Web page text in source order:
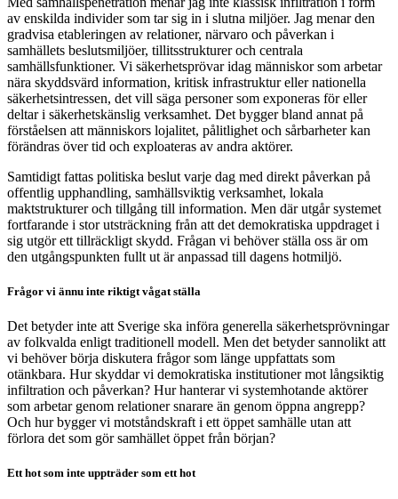
av enskilda individer som tar sig in i slutna miljöer. Jag menar den
gradvisa etableringen av relationer, närvaro och påverkan i
samhällets beslutsmiljöer, tillitsstrukturer och centrala
samhällsfunktioner. Vi säkerhetsprövar idag människor som arbetar
nära skyddsvärd information, kritisk infrastruktur eller nationella
säkerhetsintressen, det vill säga personer som exponeras för eller
deltar i säkerhetskänslig verksamhet. Det bygger bland annat på
förståelsen att människors lojalitet, pålitlighet och sårbarheter kan
förändras över tid och exploateras av andra aktörer.
Samtidigt fattas politiska beslut varje dag med direkt påverkan på
offentlig upphandling, samhällsviktig verksamhet, lokala
maktstrukturer och tillgång till information. Men där utgår systemet
fortfarande i stor utsträckning från att det demokratiska uppdraget i
sig utgör ett tillräckligt skydd. Frågan vi behöver ställa oss är om
den utgångspunkten fullt ut är anpassad till dagens hotmiljö.
Frågor vi ännu inte riktigt vågat ställa
Det betyder inte att Sverige ska införa generella säkerhetsprövningar
av folkvalda enligt traditionell modell. Men det betyder sannolikt att
vi behöver börja diskutera frågor som länge uppfattats som
otänkbara. Hur skyddar vi demokratiska institutioner mot långsiktig
infiltration och påverkan? Hur hanterar vi systemhotande aktörer
som arbetar genom relationer snarare än genom öppna angrepp?
Och hur bygger vi motståndskraft i ett öppet samhälle utan att
förlora det som gör samhället öppet från början?
Ett hot som inte uppträder som ett hot